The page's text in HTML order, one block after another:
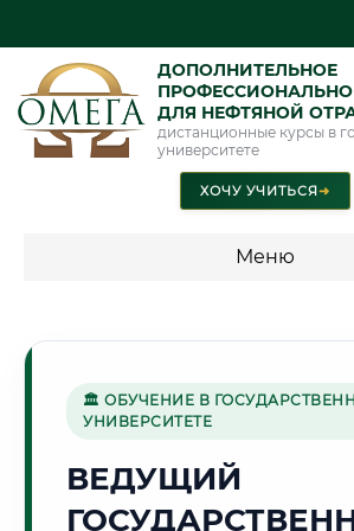
ДОПОЛНИТЕЛЬНОЕ
ДЛЯ НЕФТЯНОЙ
дистанционные курсы в
университете
ХОЧУ УЧИТЬСЯ➜
Меню
Г. САРАНСК
🏛 ОБУЧЕНИЕ В
УНИВЕРСИТЕТЕ
ВЕДУЩИЙ